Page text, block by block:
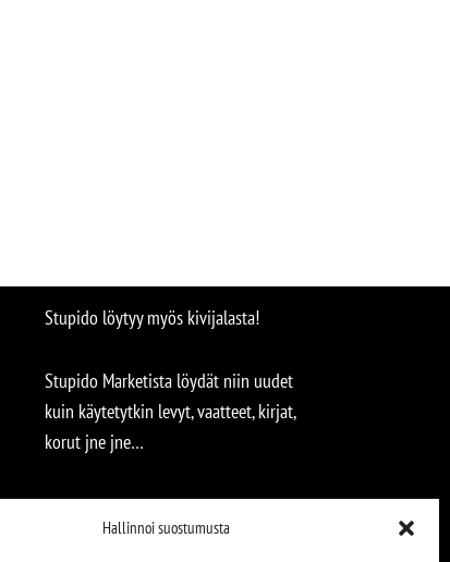
Hallinnoi suostumusta
Stupido löytyy myös kivijalasta!
Stupido Marketista löydät niin uudet
kuin käytetytkin levyt, vaatteet, kirjat,
korut jne jne…